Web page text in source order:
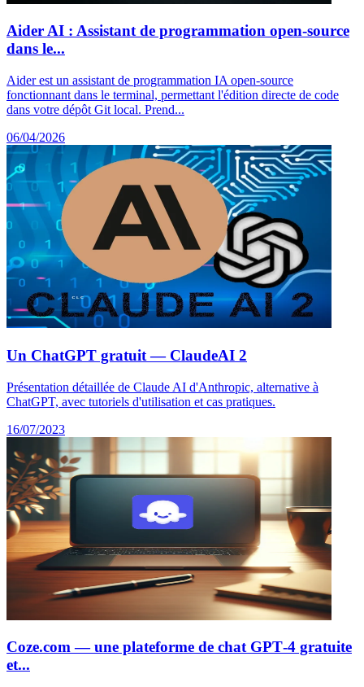
Aider AI : Assistant de programmation open-source
dans le...
Aider est un assistant de programmation IA open-source
fonctionnant dans le terminal, permettant l'édition directe de code
dans votre dépôt Git local. Prend...
06/04/2026
Un ChatGPT gratuit — ClaudeAI 2
Présentation détaillée de Claude AI d'Anthropic, alternative à
ChatGPT, avec tutoriels d'utilisation et cas pratiques.
16/07/2023
Coze.com — une plateforme de chat GPT‑4 gratuite
et...